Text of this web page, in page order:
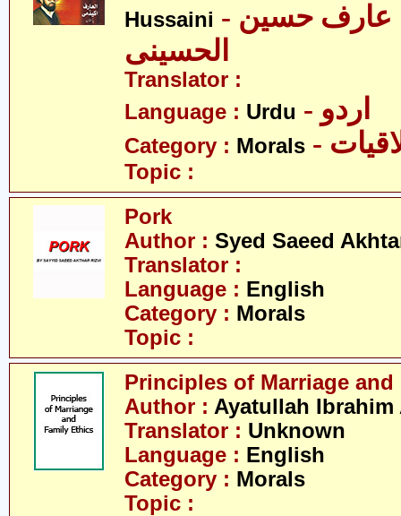
Hussaini - علامہ سید عارف حسین
الحسینی
Translator :
Language : Urdu - اردو
Category : Morals
Topic :
Pork
Author : Syed Saeed
Translator :
Language : English
Category : Morals
Topic :
Principles of Marriage
Author : Ayatullah Ibrahim
Translator : Unknown
Language : English
Category : Morals
Topic :